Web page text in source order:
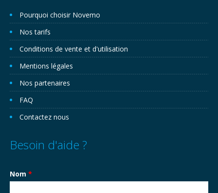
Pourquoi choisir Novemo
Nos tarifs
Conditions de vente et d'utilisation
Mentions légales
Nos partenaires
FAQ
Contactez nous
Besoin d'aide ?
Nom *